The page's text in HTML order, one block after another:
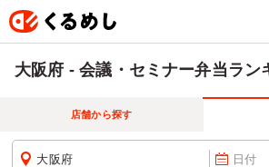
大阪府 - 会議・セミナー弁当ラン
店舗から探す
大阪府 日付